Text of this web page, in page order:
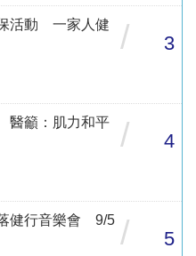
活動 一家人健
/ 3
醫籲：肌力和平
/ 4
健行音樂會 9/5 / 5